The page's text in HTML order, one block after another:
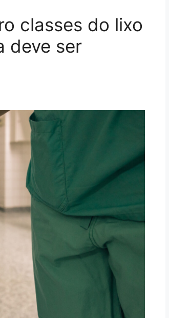
classes do lixo
deve ser